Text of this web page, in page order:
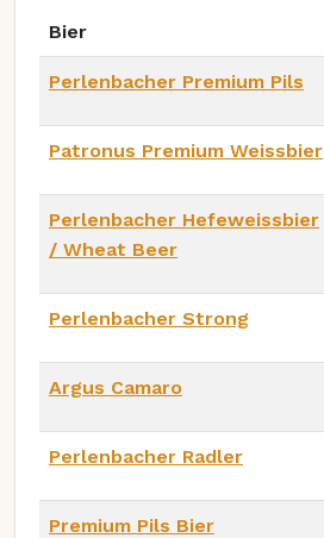
Bier
Perlenbacher Premium Pils
Patronus Premium Weissbier
Perlenbacher Hefeweissbier
/ Wheat Beer
Perlenbacher Strong
Argus Camaro
Perlenbacher Radler
Premium Pils Bier